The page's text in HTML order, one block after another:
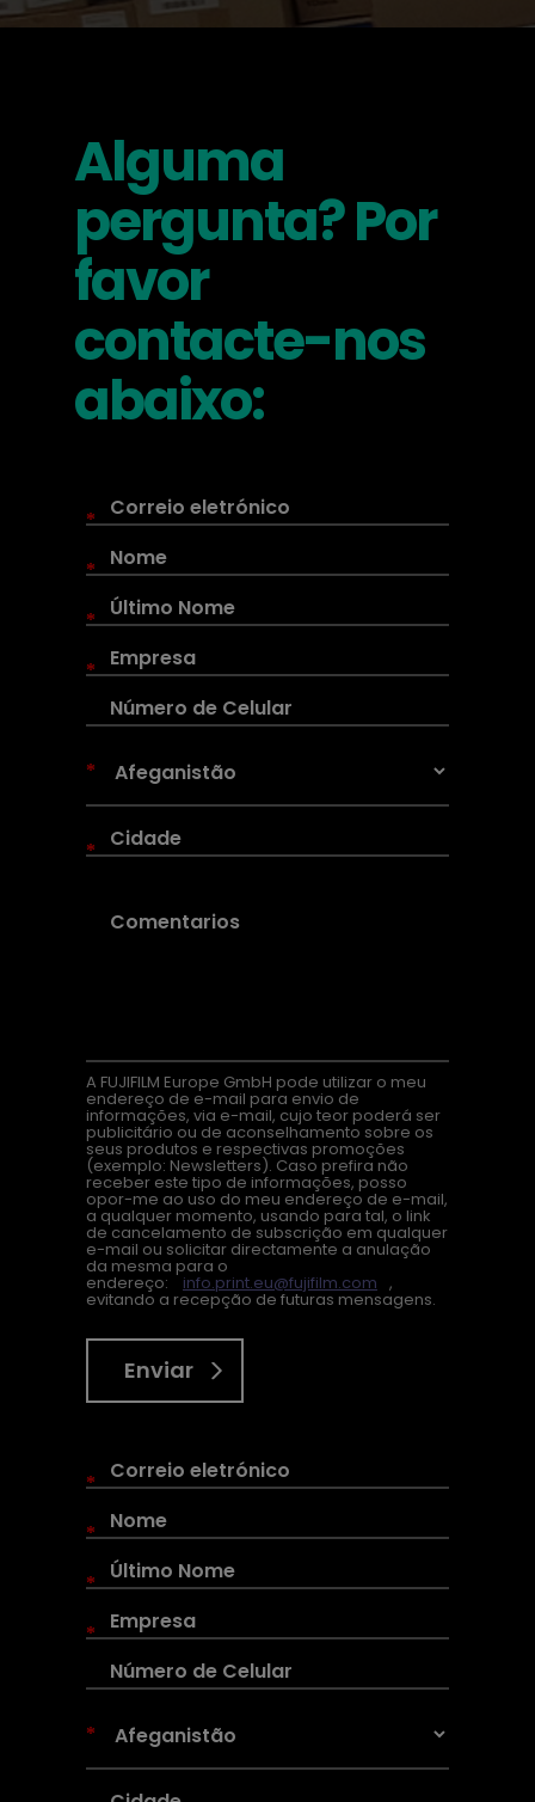
Alguma
pergunta? Por
favor
contacte-nos
abaixo:
*
*
*
*
*
*
A FUJIFILM Europe GmbH pode utilizar o meu
endereço de e-mail para envio de
informações, via e-mail, cujo teor poderá ser
publicitário ou de aconselhamento sobre os
seus produtos e respectivas promoções
(exemplo: Newsletters). Caso prefira não
receber este tipo de informações, posso
opor-me ao uso do meu endereço de e-mail,
a qualquer momento, usando para tal, o link
de cancelamento de subscrição em qualquer
e-mail ou solicitar directamente a anulação
da mesma para o
endereço: info.print.eu@fujifilm.com ,
evitando a recepção de futuras mensagens.
Enviar
*
*
*
*
*